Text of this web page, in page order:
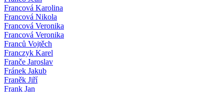
Francová Karolina
Francová Nikola
Francová Veronika
Francová Veronika
Franců Vojtěch
Franczyk Karel
Franče Jaroslav
Fránek Jakub
Franěk Jiří
Frank Jan